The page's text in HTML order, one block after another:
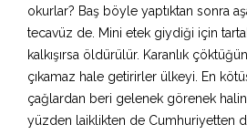
okurlar? Baş böyle yaptıktan sonra
tecavüz de. Mini etek giydiği için
kalkışırsa öldürülür. Karanlık
çıkamaz hale getirirler ülkeyi. En
çağlardan beri gelenek görenek
yüzden laiklikten de Cumhuriyetten